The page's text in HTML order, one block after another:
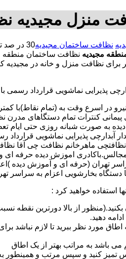
منزل مجیدیه
نظافت ساختمان مجیدیه
مجیدیه نظافت ساختمان
برای نظافت منزل و خانه در
پذیرایی نماشویی قرارداد
در اسرع وقت به (تمام نقاط)با
پیمانی کنترات تمام دستگاهای
به صورت شبانه روزی حتی ایام
آبدارچی پذیرایی نماشویی
ماهرخانم نظافت چی آقا
اموزش دیده حرفه ای
بخارشویی اعزام به سراسر
استفاده خواهید کرد :
از بالا دورترین نقطه
دهید.
مورد نظر ببرید تا لازم نباشد
باشد به مراتب بهتر از یک اطاق
تمیز کنید و سپس مرتب و همینطور